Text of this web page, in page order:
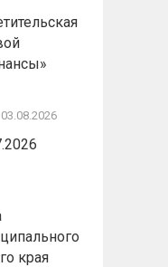
03.08.2026
края